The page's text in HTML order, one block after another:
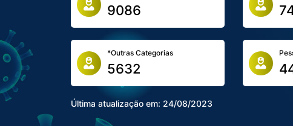
9086
*Outras Categorias
5632
Última atualização em: 24/08/2023